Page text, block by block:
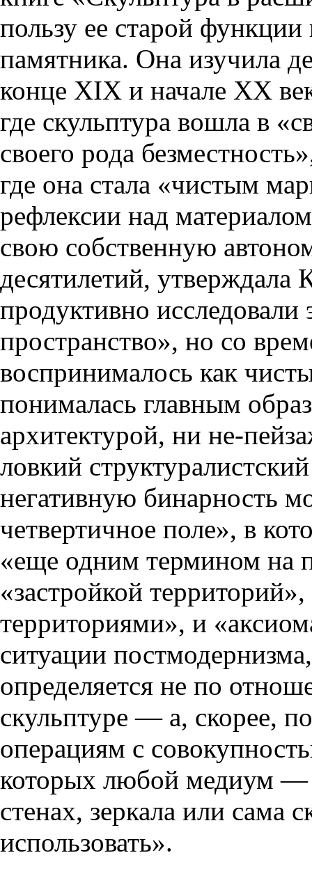
пользу ее старой
памятника. Она изучила
конце XIX и начале ХХ
где скульптура вошла в
своего рода
где она стала «чистым
рефлексии над
свою собственную
десятилетий, утверждала
продуктивно исследовали
пространство», но со
воспринималось как
понималась главным
архитектурой, ни не-
ловкий
негативную бинарность
четвертичное поле», в
«еще одним термином на
«застройкой
территориями», и
ситуации
определяется не по
скульптуре — а, скорее,
операциям с
которых любой медиум
стенах, зеркала или сама
использовать».